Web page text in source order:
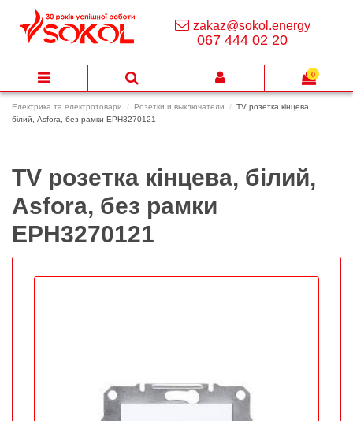
Електрика та електротовари Розетки и выключатели
TV розетка кінцева,
білий, Asfora, без рамки EPH3270121
TV розетка кінцева, білий,
Asfora, без рамки
EPH3270121
zakaz@sokol.energy
067 444 02 20
0